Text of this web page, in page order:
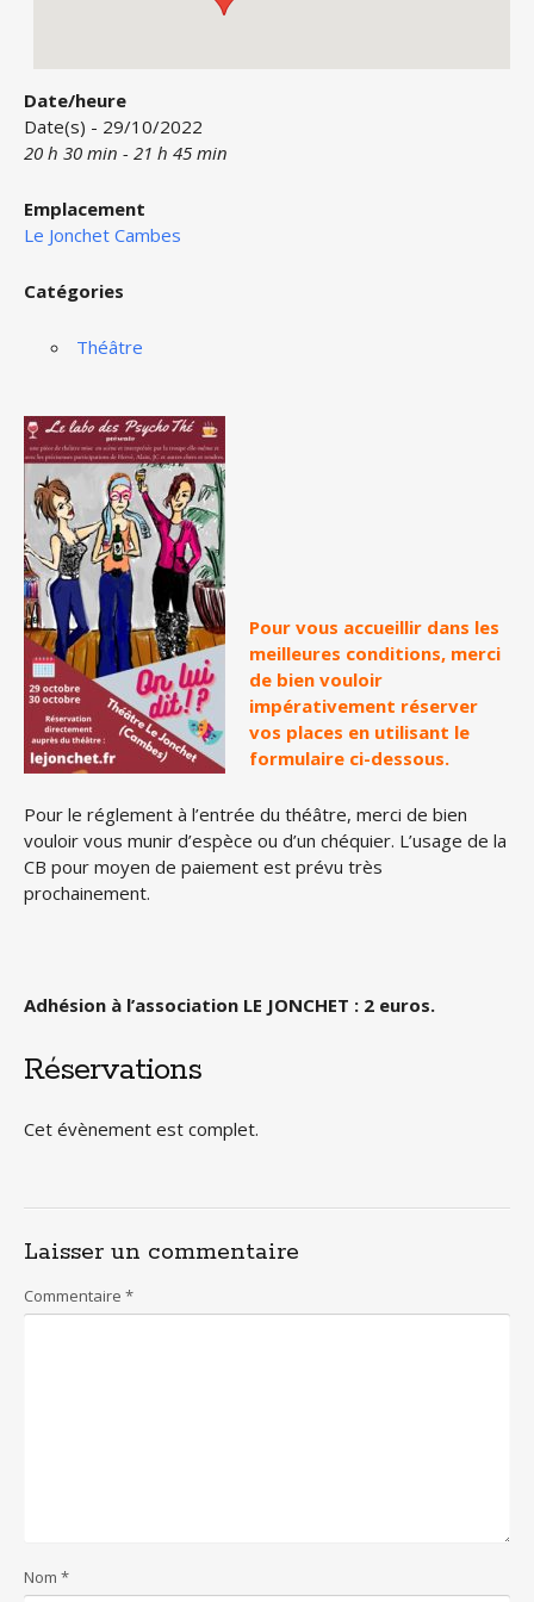
Date/heure
Date(s) - 29/10/2022
20 h 30 min - 21 h 45 min
Emplacement
Le Jonchet Cambes
Catégories
Théâtre
Pour vous accueillir dans les
meilleures conditions, merci
de bien vouloir
impérativement réserver
vos places en utilisant le
formulaire ci-dessous.
Pour le réglement à l’entrée du théâtre, merci de bien
vouloir vous munir d’espèce ou d’un chéquier. L’usage de la
CB pour moyen de paiement est prévu très
prochainement.
Adhésion à l’association LE JONCHET : 2 euros.
Réservations
Cet évènement est complet.
Laisser un commentaire
Commentaire *
Nom *